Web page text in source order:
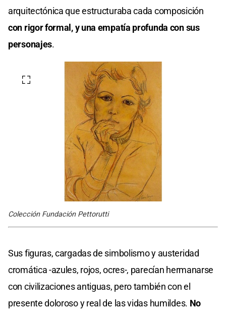
arquitectónica que estructuraba cada composición
con rigor formal, y una empatía profunda con sus
personajes.
Colección Fundación Pettorutti
Sus figuras, cargadas de simbolismo y austeridad
cromática -azules, rojos, ocres-, parecían hermanarse
con civilizaciones antiguas, pero también con el
presente doloroso y real de las vidas humildes. No